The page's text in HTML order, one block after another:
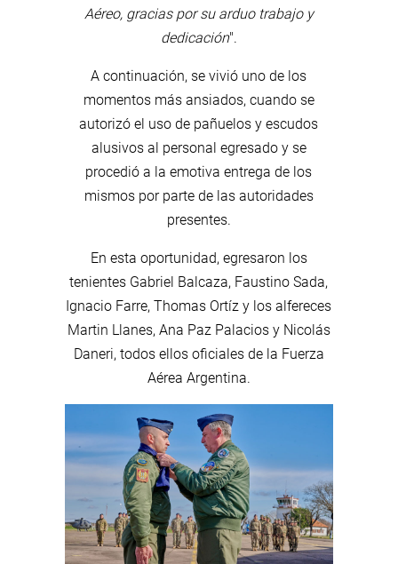
Aéreo, gracias por su arduo trabajo y
dedicación".
A continuación, se vivió uno de los
momentos más ansiados, cuando se
autorizó el uso de pañuelos y escudos
alusivos al personal egresado y se
procedió a la emotiva entrega de los
mismos por parte de las autoridades
presentes.
En esta oportunidad, egresaron los
tenientes Gabriel Balcaza, Faustino Sada,
Ignacio Farre, Thomas Ortíz y los alfereces
Martin Llanes, Ana Paz Palacios y Nicolás
Daneri, todos ellos oficiales de la Fuerza
Aérea Argentina.